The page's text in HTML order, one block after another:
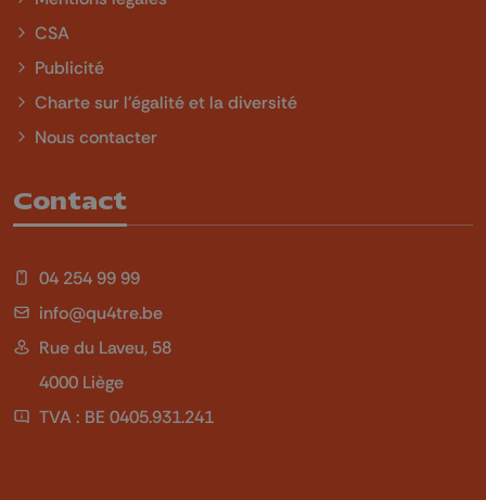
CSA
Publicité
Charte sur l'égalité et la diversité
Nous contacter
Contact
04 254 99 99
info@qu4tre.be
Rue du Laveu, 58
4000 Liège
TVA : BE 0405.931.241